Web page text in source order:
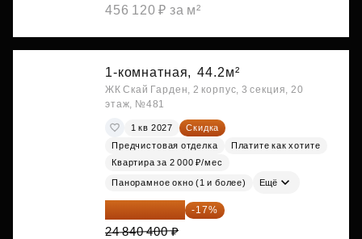
456 120 ₽ за м²
1-комнатная, 44.2м²
ЖК Скай Гарден, 2 корпус, 3 секция, 20
этаж, №481
1 кв 2027
Скидка
Предчистовая отделка
Платите как хотите
Квартира за 2 000 ₽/мес
Панорамное окно (1 и более) Ещё
20 617 532 ₽ -17%
24 840 400 ₽